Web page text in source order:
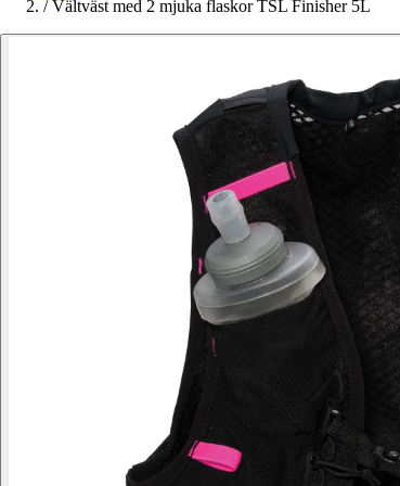
/ Vältväst med 2 mjuka flaskor TSL Finisher 5L